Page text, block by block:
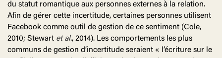
du statut romantique aux personnes externes à la relation.
Afin de gérer cette incertitude, certaines personnes utilisent
Facebook comme outil de gestion de ce sentiment (Cole,
2010; Stewart et al., 2014). Les comportements les plus
communs de gestion d’incertitude seraient « l’écriture sur le